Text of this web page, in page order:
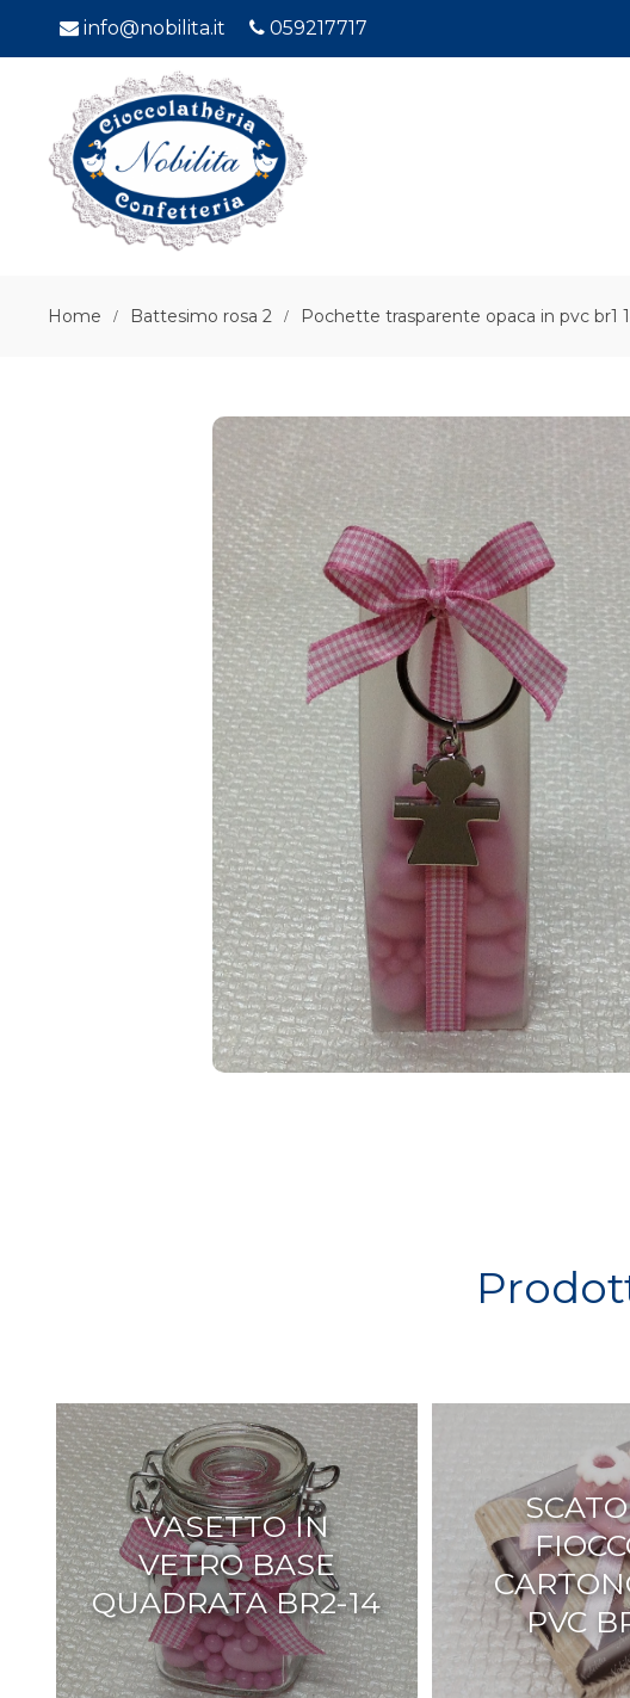
info@nobilita.it 059217717
Home Battesimo rosa 2 Pochette trasparente opaca in pvc br1
VASETTO IN
VETRO BASE
QUADRATA BR2-14
PVC